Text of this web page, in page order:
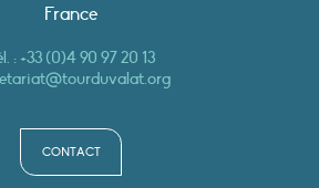
France
:+33 (0)4 90 97 20 13
CONTACT